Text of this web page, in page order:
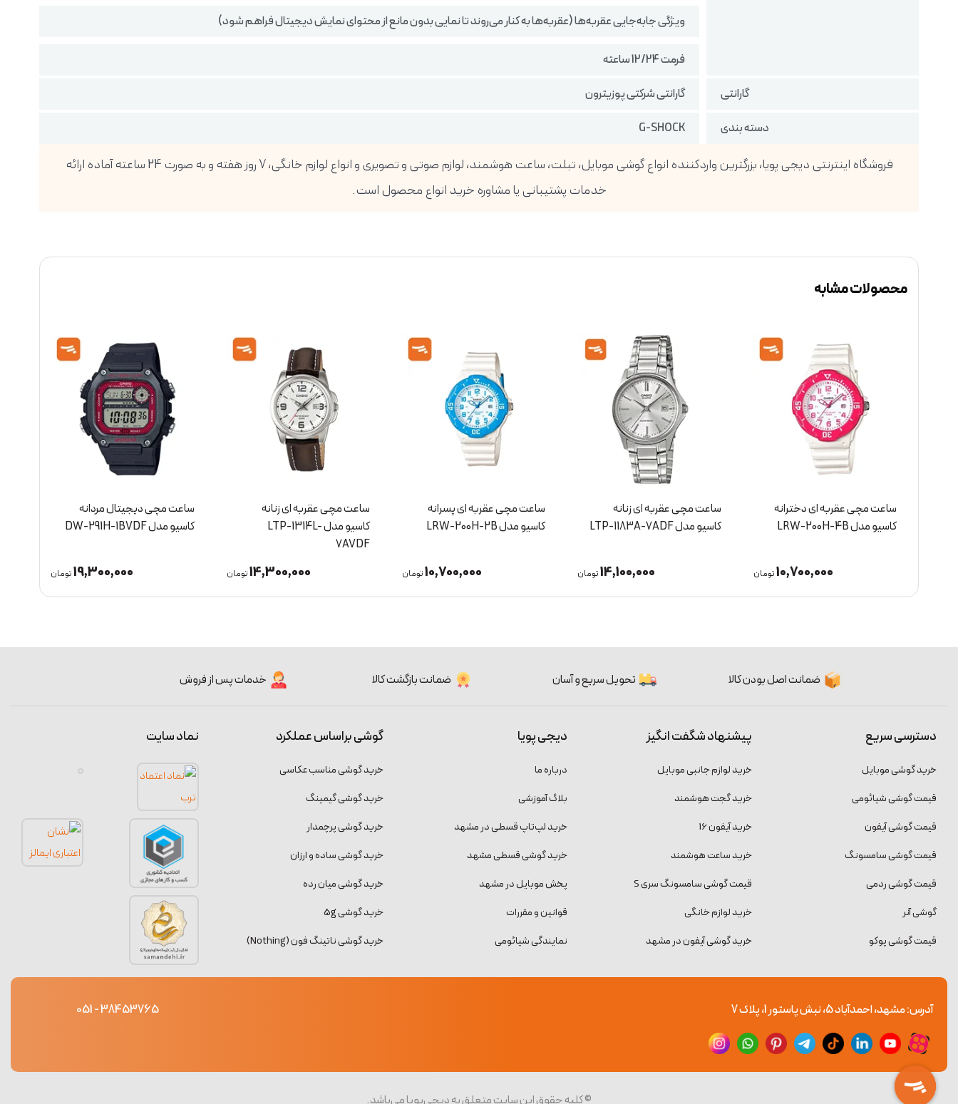
ویژگی جابه‌جایی عقربه‌ها (عقربه‌ها به کنار می‌روند تا نمایی بدون مانع از محتوای نمایش دیجیتال فراهم شود)
فرمت 12/24 ساعته
گارانتی
گارانتی شرکتی پوزیترون
دسته بندی
G-SHOCK
فروشگاه اینترنتی دیجی پویا، بزرگترین واردکننده انواع گوشی موبایل، تبلت، ساعت هوشمند، لوازم صوتی و تصویری و انواع لوازم خانگی، 7 روز هفته و به صورت 24 ساعته آماده ارائه
خدمات پشتیبانی یا مشاوره خرید انواع محصول است.
محصولات مشابه
ساعت مچی عقربه ای دخترانه
کاسیو مدل LRW-200H-4B
10,700,000تومان
ساعت مچی عقربه ای زنانه
کاسیو مدل LTP-1183A-7ADF
14,100,000تومان
ساعت مچی عقربه ای پسرانه
کاسیو مدل LRW-200H-2B
10,700,000تومان
ساعت مچی عقربه ای زنانه
کاسیو مدل LTP-1314L-
7AVDF
14,300,000تومان
ساعت مچی دیجیتال مردانه
کاسیو مدل DW-291H-1BVDF
19,300,000تومان
ضمانت اصل بودن کالا تحویل سریع و آسان ضمانت بازگشت کالا خدمات پس از فروش
دسترسی سریع
خرید گوشی موبایل
قیمت گوشی شیائومی
قیمت گوشی آیفون
قیمت گوشی سامسونگ
قیمت گوشی ردمی
گوشی آنر
قیمت گوشی پوکو
پیشنهاد شگفت انگیز
خرید لوازم جانبی موبایل
خرید گجت هوشمند
خرید آیفون 16
خرید ساعت هوشمند
قیمت گوشی سامسونگ سری S
خرید لوازم خانگی
خرید گوشی آیفون در مشهد
دیجی پویا
درباره ما
بلاگ آموزشی
خرید لپ‌تاپ قسطی در مشهد
خرید گوشی قسطی مشهد
پخش موبایل در مشهد
قوانین و مقررات
نمایندگی شیائومی
گوشی براساس عملکرد
خرید گوشی مناسب عکاسی
خرید گوشی گیمینگ
خرید گوشی پرچمدار
خرید گوشی ساده و ارزان
خرید گوشی میان رده
خرید گوشی 5g
خرید گوشی ناتینگ فون (Nothing)
نماد سایت
آدرس: مشهد، احمدآباد 5، نبش پاستور 1، پلاک 7 38453765 - 051